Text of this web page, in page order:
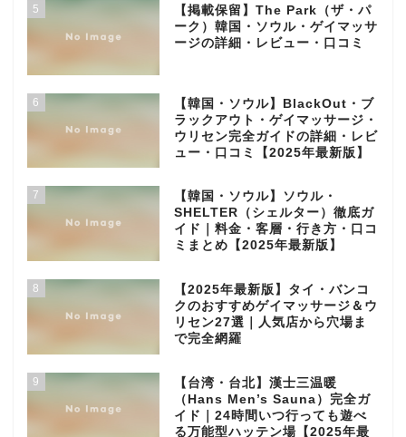
5
【掲載保留】The Park（ザ・パ
ーク）韓国・ソウル・ゲイマッサ
ージの詳細・レビュー・口コミ
6
【韓国・ソウル】BlackOut・ブ
ラックアウト・ゲイマッサージ・
ウリセン完全ガイドの詳細・レビ
ュー・口コミ【2025年最新版】
7
【韓国・ソウル】ソウル・
SHELTER（シェルター）徹底ガ
イド｜料金・客層・行き方・口コ
ミまとめ【2025年最新版】
8
【2025年最新版】タイ・バンコ
クのおすすめゲイマッサージ＆ウ
リセン27選｜人気店から穴場ま
で完全網羅
9
【台湾・台北】漢士三温暖
（Hans Men’s Sauna）完全ガ
イド｜24時間いつ行っても遊べ
る万能型ハッテン場【2025年最